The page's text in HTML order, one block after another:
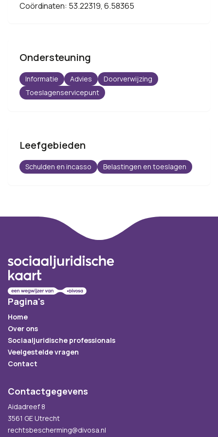
Coördinaten: 53.22319, 6.58365
Ondersteuning
Informatie Advies
Doorverwijzing
Toeslagenservicepunt
Leefgebieden
Schulden en incasso Belastingen en toeslagen
Pagina's
Home
Over ons
Sociaaljuridische professionals
Veelgestelde vragen
Contact
Contactgegevens
Aidadreef 8
3561 GE Utrecht
rechtsbescherming@divosa.nl